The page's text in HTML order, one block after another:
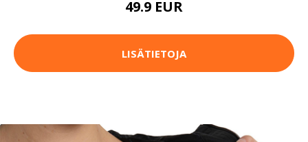
49.9 EUR
LISÄTIETOJA